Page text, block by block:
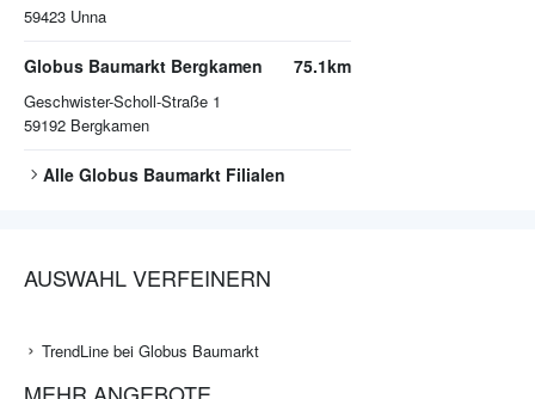
59423 Unna
Globus Baumarkt Bergkamen
Geschwister-Scholl-Straße 1
59192 Bergkamen
75.1km
Alle Globus Baumarkt Filialen
AUSWAHL VERFEINERN
TrendLine bei Globus Baumarkt